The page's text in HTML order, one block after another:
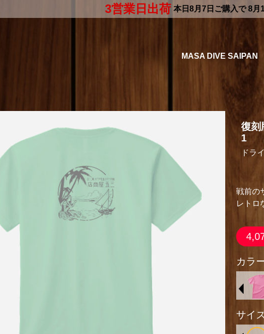
3営業日出荷 本日 8月7日 ご購入で8月
MASA DIVE SAIPAN
復刻
1
ドラ
戦前の
レトロ
カラ
サイ